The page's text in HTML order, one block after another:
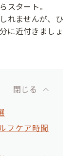
スタート。
れませんが、ひ
に近付きましょ
フケア時間
閉じる